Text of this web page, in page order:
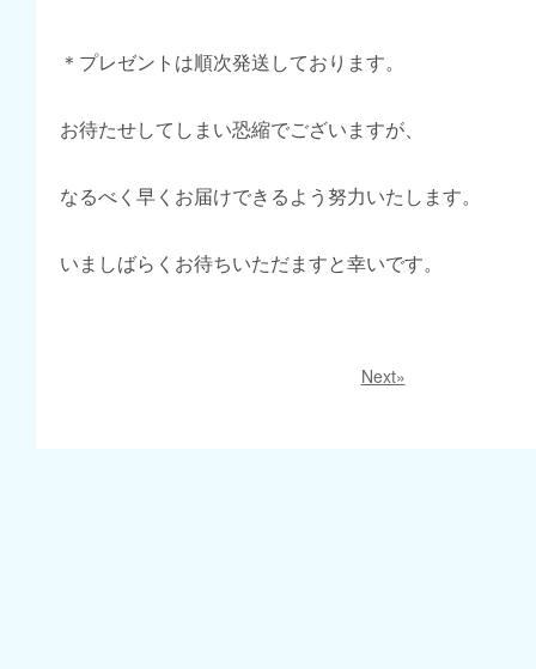
＊プレゼントは順次発送しております。
お待たせしてしまい恐縮でございますが、
なるべく早くお届けできるよう努力いたします。
いましばらくお待ちいただますと幸いです。
Next»